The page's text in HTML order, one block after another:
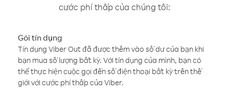
cước phí thấp của chúng tôi:
Gói tín dụng
Tín dụng Viber Out đã được thêm vào số dư của bạn khi
bạn mua số lượng bất kỳ. Với tín dụng của mình, bạn có
thể thực hiện cuộc gọi đến số điện thoại bất kỳ trên thế
giới với cước phí thấp của Viber.